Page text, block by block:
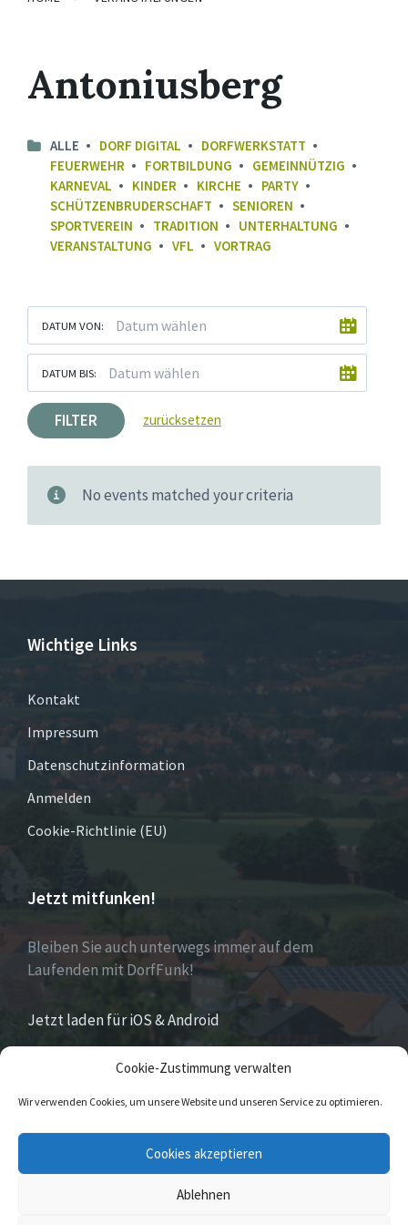
Cookie-Zustimmung verwalten
Wir verwenden Cookies, um unsere Website und unseren Service zu optimieren.
Cookies akzeptieren
Ablehnen
Antoniusberg
ALLE DORF DIGITAL
DORFWERKSTATT
FEUERWEHR
FORTBILDUNG
GEMEINNÜTZIG
KARNEVAL
KINDER KIRCHE
PARTY
SCHÜTZENBRUDERSCHAFT
SENIOREN
SPORTVEREIN
TRADITION
UNTERHALTUNG
VERANSTALTUNG
VFL VORTRAG
DATUM VON:
DATUM BIS:
FILTER zurücksetzen
No events matched your criteria
Wichtige Links
Kontakt
Impressum
Datenschutzinformation
Anmelden
Cookie-Richtlinie (EU)
Jetzt mitfunken!
Bleiben Sie auch unterwegs immer auf dem
Laufenden mit DorfFunk!
Jetzt laden für iOS & Android
Eversenist Stadtteil der Stadt Nieheim im Kreis
Höxter im östlichen Nordrhein-Westfalen.